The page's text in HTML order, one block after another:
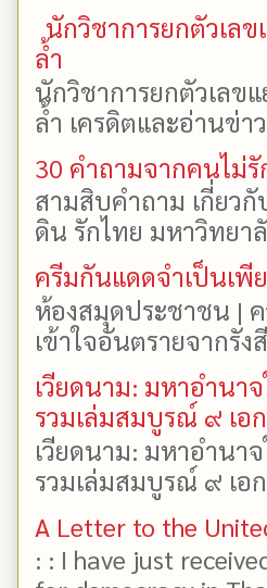
นักวิชาการยกตัวเล
ล้ำ
นักวิชาการยกตัวเลข
ล้ำ เครดิตและอ่านข่
30 คำถามจากคนไม่รั
สามสิบคำถาม เกี่ยว
ดิน รักไทย มหาวิทยา
ครีมกันแดดจำเป็นเพี
ห้องสมุดประชาชน |
เข้าใจอันตรายจากรัง
เวียดนาม: มหาอำนา
รวมเล่มสมบูรณ์ ๙ เอ
เวียดนาม: มหาอำนา
รวมเล่มสมบูรณ์ ๙ เอ
A Letter to the
: : I have just